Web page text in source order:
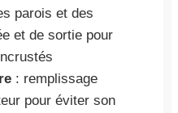
parois et des
et de sortie pour
: remplissage
pour éviter son